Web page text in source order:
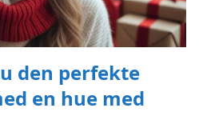
den perfekte
en hue med